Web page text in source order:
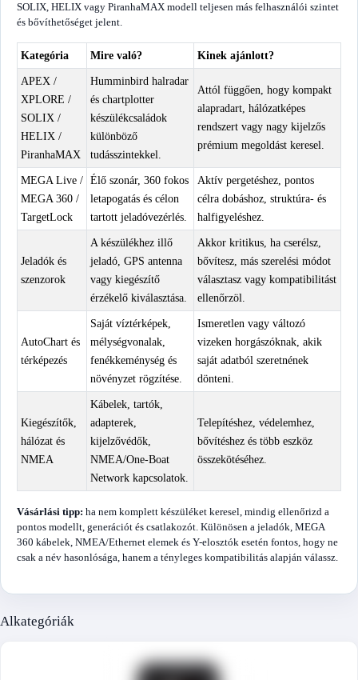
SOLIX, HELIX vagy PiranhaMAX modell teljesen más felhasználói szintet
és bővíthetőséget jelent.
Kategória Mire való? Kinek ajánlott?
APEX /
XPLORE /
SOLIX /
HELIX /
PiranhaMAX
Humminbird halradar
és chartplotter
készülékcsaládok
különböző
tudásszintekkel.
Attól függően, hogy kompakt
alapradart, hálózatképes
rendszert vagy nagy kijelzős
prémium megoldást keresel.
MEGA Live /
MEGA 360 /
TargetLock
Élő szonár, 360 fokos
letapogatás és célon
tartott jeladóvezérlés.
Aktív pergetéshez, pontos
célra dobáshoz, struktúra- és
halfigyeléshez.
Jeladók és
szenzorok
A készülékhez illő
jeladó, GPS antenna
vagy kiegészítő
érzékelő kiválasztása.
Akkor kritikus, ha cserélsz,
bővítesz, más szerelési módot
választasz vagy kompatibilitást
ellenőrzöl.
AutoChart és
térképezés
Saját víztérképek,
mélységvonalak,
fenékkeménység és
növényzet rögzítése.
Ismeretlen vagy változó
vizeken horgászóknak, akik
saját adatból szeretnének
dönteni.
Kiegészítők,
hálózat és
NMEA
Kábelek, tartók,
adapterek,
kijelzővédők,
NMEA/One-Boat
Network kapcsolatok.
Telepítéshez, védelemhez,
bővítéshez és több eszköz
összekötéséhez.
Vásárlási tipp: ha nem komplett készüléket keresel, mindig ellenőrizd a
pontos modellt, generációt és csatlakozót. Különösen a jeladók, MEGA
360 kábelek, NMEA/Ethernet elemek és Y-elosztók esetén fontos, hogy ne
csak a név hasonlósága, hanem a tényleges kompatibilitás alapján válassz.
Alkategóriák